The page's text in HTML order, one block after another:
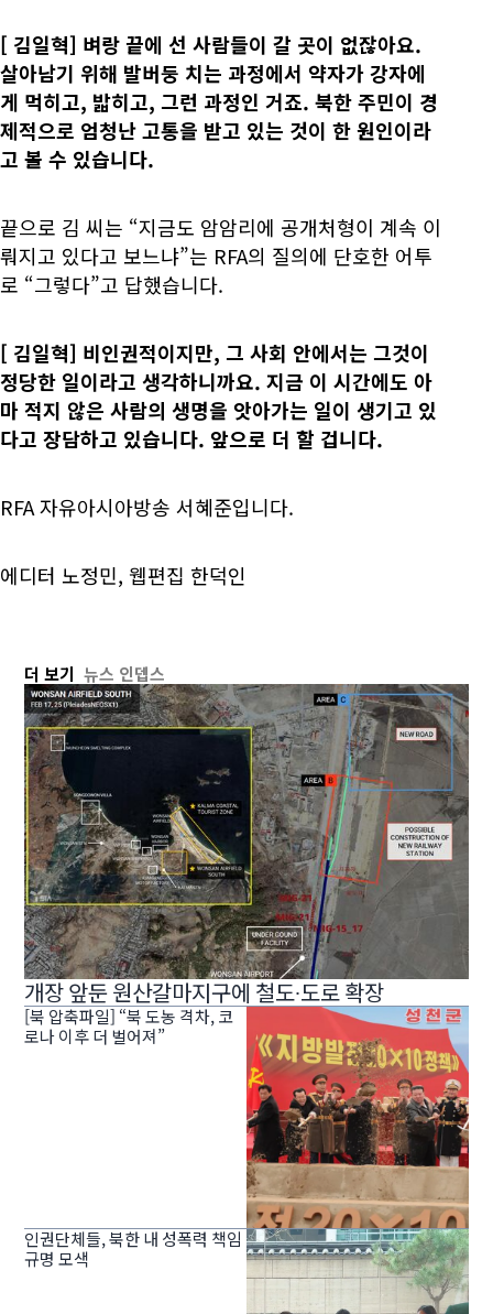
[ 김일혁] 벼랑 끝에 선 사람들이 갈 곳이 없잖아요.
살아남기 위해 발버둥 치는 과정에서 약자가 강자에
게 먹히고, 밟히고, 그런 과정인 거죠. 북한 주민이 경
제적으로 엄청난 고통을 받고 있는 것이 한 원인이라
고 볼 수 있습니다.
끝으로 김 씨는 “지금도 암암리에 공개처형이 계속 이
뤄지고 있다고 보느냐”는 RFA의 질의에 단호한 어투
로 “그렇다”고 답했습니다.
[ 김일혁] 비인권적이지만, 그 사회 안에서는 그것이
정당한 일이라고 생각하니까요. 지금 이 시간에도 아
마 적지 않은 사람의 생명을 앗아가는 일이 생기고 있
다고 장담하고 있습니다. 앞으로 더 할 겁니다.
RFA 자유아시아방송 서혜준입니다.
에디터 노정민, 웹편집 한덕인
더 보기 뉴스 인뎁스
개장 앞둔 원산갈마지구에 철도∙도로 확장
[북 압축파일] “북 도농 격차, 코
로나 이후 더 벌어져”
인권단체들, 북한 내 성폭력 책임
규명 모색